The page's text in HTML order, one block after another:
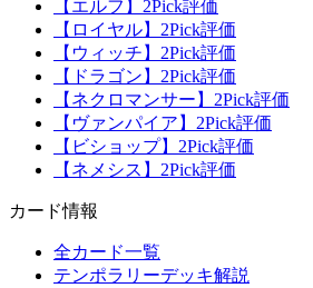
【エルフ】2Pick評価
【ロイヤル】2Pick評価
【ウィッチ】2Pick評価
【ドラゴン】2Pick評価
【ネクロマンサー】2Pick評価
【ヴァンパイア】2Pick評価
【ビショップ】2Pick評価
【ネメシス】2Pick評価
カード情報
全カード一覧
テンポラリーデッキ解説